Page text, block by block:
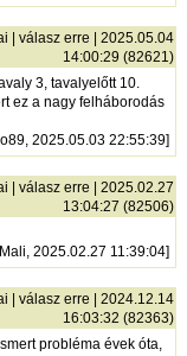
|válasz erre | 2025.05.04
14:00:29 (82621)
3, tavalyelőtt 10.
ez a nagy felháborodás
2025.05.03 22:55:39]
|válasz erre | 2025.02.27
13:04:27 (82506)
2025.02.27 11:39:04]
|válasz erre | 2024.12.14
16:03:32 (82363)
probléma évek óta,